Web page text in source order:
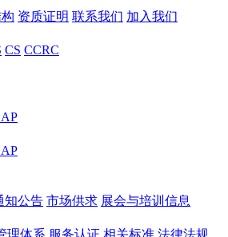
资质证明 联系我们 加入我们
CS CCRC
知公告 市场供求 展会与培训信息
理体系 服务认证 相关标准 法律法规